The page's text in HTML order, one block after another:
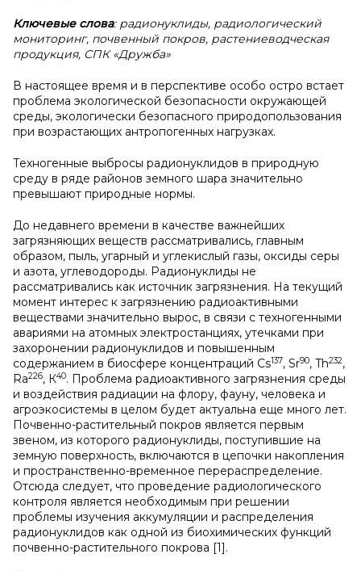
Ключевые слова: радионуклиды, радиологический
мониторинг, почвенный покров, растениеводческая
продукция, СПК «Дружба»
В настоящее время и в перспективе особо остро встает
проблема экологической безопасности окружающей
среды, экологически безопасного природопользования
при возрастающих антропогенных нагрузках.
Техногенные выбросы радионуклидов в природную
среду в ряде районов земного шара значительно
превышают природные нормы.
До недавнего времени в качестве важнейших
загрязняющих веществ рассматривались, главным
образом, пыль, угарный и углекислый газы, оксиды серы
и азота, углеводороды. Радионуклиды не
рассматривались как источник загрязнения. На текущий
момент интерес к загрязнению радиоактивными
веществами значительно вырос, в связи с техногенными
авариями на атомных электростанциях, утечками при
захоронении радионуклидов и повышенным
содержанием в биосфере концентраций Cs137, Sr90, Th232,
Ra226, К40. Проблема радиоактивного загрязнения среды
и воздействия радиации на флору, фауну, человека и
агроэкосистемы в целом будет актуальна еще много лет.
Почвенно-растительный покров является первым
звеном, из которого радионуклиды, поступившие на
земную поверхность, включаются в цепочки накопления
и пространственно-временное перераспределение.
Отсюда следует, что проведение радиологического
контроля является необходимым при решении
проблемы изучения аккумуляции и распределения
радионуклидов как одной из биохимических функций
почвенно-растительного покрова [1].